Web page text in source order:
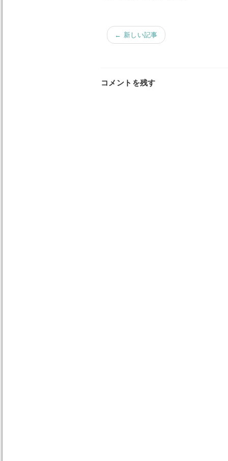
← 新しい記事
コメントを残す